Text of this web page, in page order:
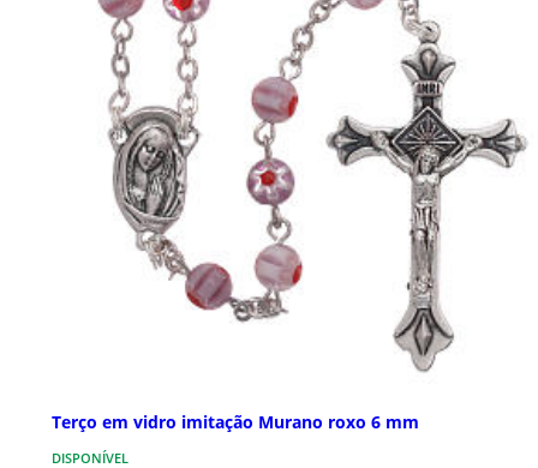
Terço em vidro imitação Murano roxo 6 mm
DISPONÍVEL